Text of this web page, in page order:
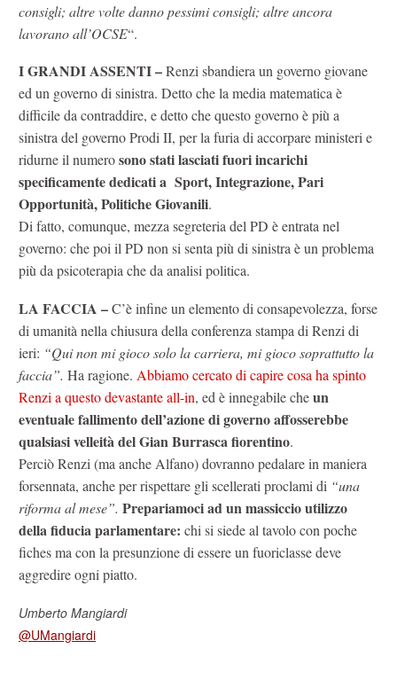
consigli; altre volte danno pessimi consigli; altre ancora
lavorano all’OCSE“.
I GRANDI ASSENTI –Renzi sbandiera un governo giovane
ed un governo di sinistra. Detto che la media matematica è
difficile da contraddire, e detto che questo governo è più a
sinistra del governo Prodi II, per la furia di accorpare ministeri e
ridurne il numerosono stati lasciati fuori incarichi
specificamente dedicati a Sport, Integrazione, Pari
Opportunità, Politiche Giovanili.
Di fatto, comunque, mezza segreteria del PD è entrata nel
governo: che poi il PD non si senta più di sinistra è un problema
più da psicoterapia che da analisi politica.
LA FACCIA –C’è infine un elemento di consapevolezza, forse
di umanità nella chiusura della conferenza stampa di Renzi di
ieri: “Qui non mi gioco solo la carriera, mi gioco soprattutto la
faccia”. Ha ragione. Abbiamo cercato di capire cosa ha spinto
Renzi a questo devastante all-in, ed è innegabile cheun
eventuale fallimento dell’azione di governo affosserebbe
qualsiasi velleità del Gian Burrasca fiorentino.
Perciò Renzi (ma anche Alfano) dovranno pedalare in maniera
forsennata, anche per rispettare gli scellerati proclami di “una
riforma al mese”. Prepariamoci ad un massiccio utilizzo
della fiducia parlamentare: chi si siede al tavolo con poche
fiches ma con la presunzione di essere un fuoriclasse deve
aggredire ogni piatto.
Umberto Mangiardi
@UMangiardi